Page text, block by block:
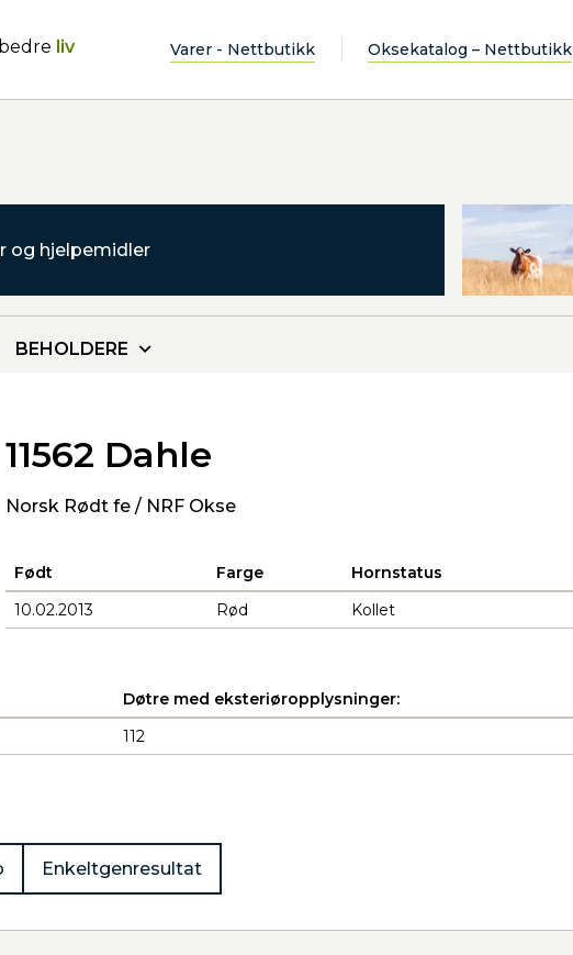
liv Varer - Nettbutikk Oksekatalog – Nettbutikk
og hjelpemidler
BEHOLDERE
11562 Dahle
Norsk Rødt fe / NRF Okse
Født Farge Hornstatus
10.02.2013
Rød Kollet
Døtre med eksteriøropplysninger:
112
Enkeltgenresultat